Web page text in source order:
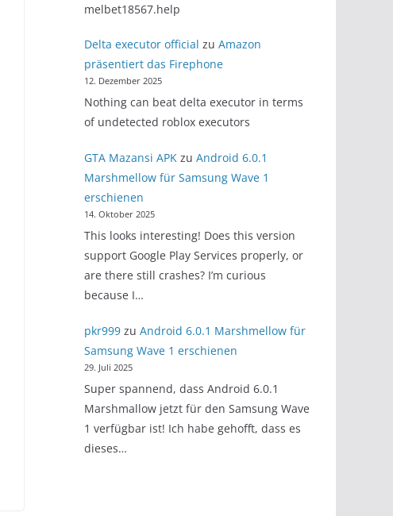
melbet18567.help
Delta executor official zu Amazon
präsentiert das Firephone
12. Dezember 2025
Nothing can beat delta executor in terms
of undetected roblox executors
GTA Mazansi APKzu Android 6.0.1
Marshmellow für Samsung Wave 1
erschienen
14. Oktober 2025
This looks interesting! Does this version
support Google Play Services properly, or
are there still crashes? I’m curious
because I…
pkr999zu Android 6.0.1 Marshmellow für
Samsung Wave 1 erschienen
29. Juli 2025
Super spannend, dass Android 6.0.1
Marshmallow jetzt für den Samsung Wave
1 verfügbar ist! Ich habe gehofft, dass es
dieses…